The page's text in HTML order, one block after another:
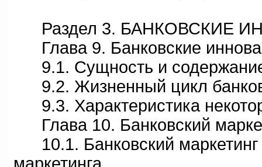
Раздел 3. БАНКОВСКИЕ
Глава 9. Банковские
9.1. Сущность и содержание
9.2. Жизненный цикл
9.3. Характеристика
Глава 10. Банковский
10.1. Банковский маркетинг